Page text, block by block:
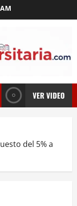
VER VIDEO
del 5% a